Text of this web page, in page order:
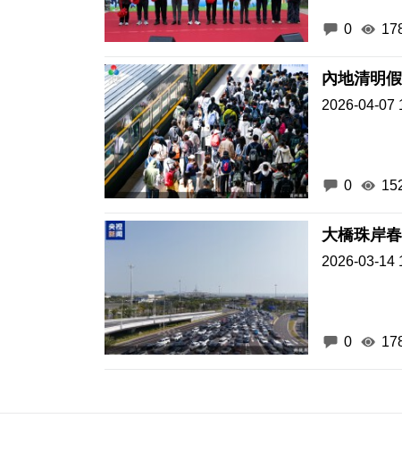
0
內地清明
2026-04-07
0
大橋珠岸
2026-03-14
0